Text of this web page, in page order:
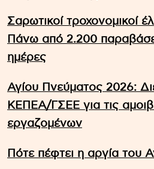
Σαρωτικοί τροχονομικοί
Πάνω από 2.200
ημέρες
Αγίου Πνεύματος 2026:
ΚΕΠΕΑ/ΓΣΕΕ για τις
εργαζομένων
Πότε πέφτει η αργία του